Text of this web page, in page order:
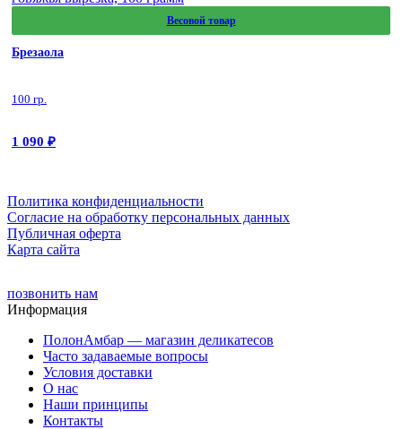
Весовой товар
Брезаола
100 гр.
1 090 ₽
Политика конфиденциальности
Cогласие на обработку персональных данных
Публичная оферта
Карта сайта
позвонить нам
Информация
ПолонАмбар — магазин деликатесов
Часто задаваемые вопросы
Условия доставки
О нас
Наши принципы
Контакты